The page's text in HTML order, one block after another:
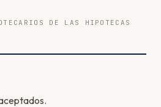
DE LAS HIPOTECAS